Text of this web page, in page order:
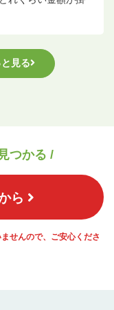
見る
つかる /
ら
せんので、ご安心くださ